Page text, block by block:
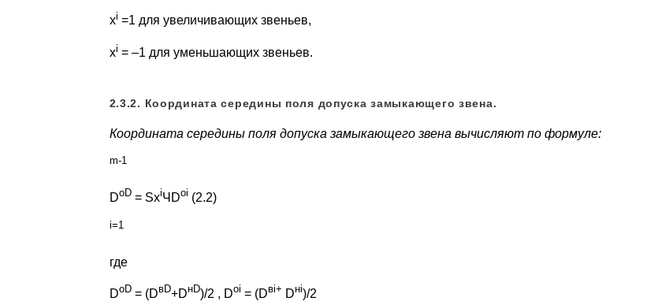
xi =1 для увеличивающих звеньев,
xi = –1 для уменьшающих звеньев.
2.3.2. Координата середины поля допуска замыкающего звена.
Координата середины поля допуска замыкающего звена вычисляют по формуле:
m-1
DoD= SxiЧDoi (2.2)
i=1
где
DoD= (DвD+DнD)/2 , Doi = (Dвi+ Dнi)/2